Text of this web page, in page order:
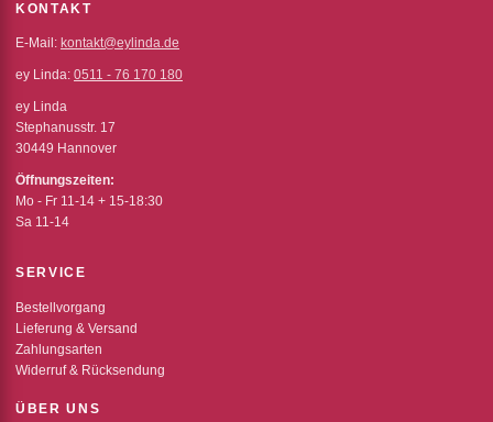
KONTAKT
E-Mail: kontakt@eylinda.de
ey Linda: 0511 - 76 170 180
ey Linda
Stephanusstr. 17
30449 Hannover
Öffnungszeiten:
Mo - Fr 11-14 + 15-18:30
Sa 11-14
SERVICE
Bestellvorgang
Lieferung & Versand
Zahlungsarten
Widerruf & Rücksendung
ÜBER UNS